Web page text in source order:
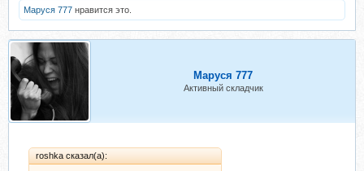
Маруся 777 нравится это.
Маруся 777
Активный складчик
roshka сказал(а):